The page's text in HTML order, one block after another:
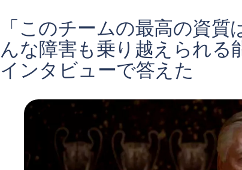
「このチームの最高の資
んな障害も乗り越えられる
インタビューで答えた